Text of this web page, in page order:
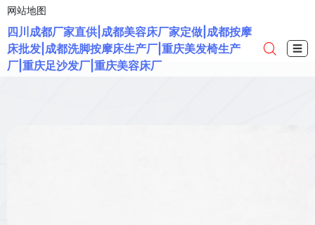
网站地图
四川成都厂家直供|成都美容床厂家定做|成都按摩
床批发|成都洗脚按摩床生产厂|重庆美发椅生产
厂|重庆足沙发厂|重庆美容床厂
☰